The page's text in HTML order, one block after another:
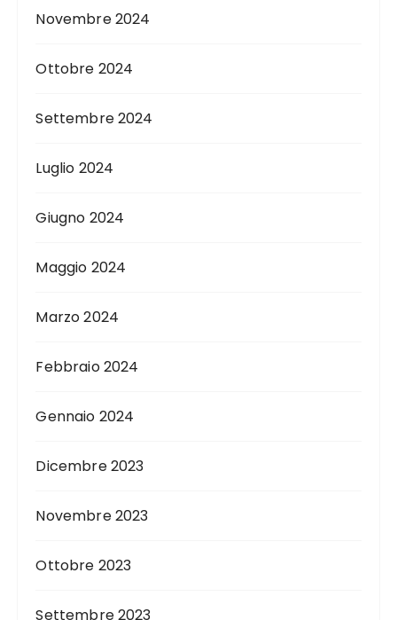
Novembre 2024
Ottobre 2024
Settembre 2024
Luglio 2024
Giugno 2024
Maggio 2024
Marzo 2024
Febbraio 2024
Gennaio 2024
Dicembre 2023
Novembre 2023
Ottobre 2023
Settembre 2023